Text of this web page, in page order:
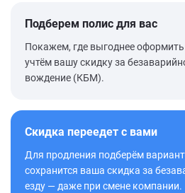
Подберем полис для вас
Покажем, где выгоднее оформить
учтём вашу скидку за
вождение (КБМ).
Скидка переедет с вами
Для продления подберём
сохранится ваша скидка за
езду — даже при смене компании.